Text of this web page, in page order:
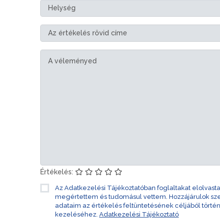
Értékelés:
Az Adatkezelési Tájékoztatóban foglaltakat
megértettem és tudomásul vettem. Hozzájárulok
adataim az értékelés feltüntetésének céljából
kezeléséhez. Adatkezelési Tájékoztató